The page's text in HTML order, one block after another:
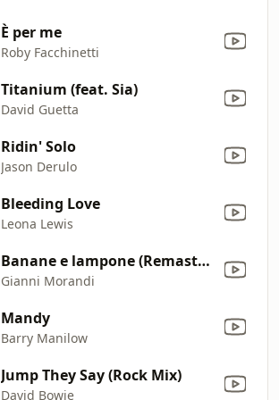
È per me
Roby Facchinetti
Titanium (feat. Sia)
David Guetta
Ridin' Solo
Jason Derulo
Bleeding Love
Leona Lewis
Banane e lampone (Remasterd 2007)
Gianni Morandi
Mandy
Barry Manilow
Jump They Say (Rock Mix)
David Bowie